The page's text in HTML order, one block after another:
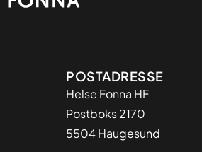
Adresse
POSTADRESSE
​Helse Fonna HF
Postboks 2170
5504 Haugesund